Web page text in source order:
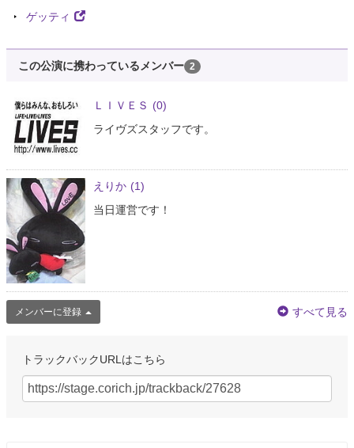
ゲッティ
この公演に携わっているメンバー 2
ＬＩＶＥＳ (0)
ライヴズスタッフです。
えりか (1)
当日運営です！
メンバーに登録 すべて見る
トラックバックURLはこちら